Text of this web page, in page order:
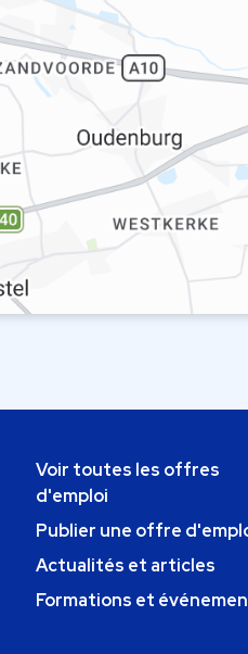
Voir toutes les offres
d'emploi
Publier une offre
Actualités et articles
Formations et